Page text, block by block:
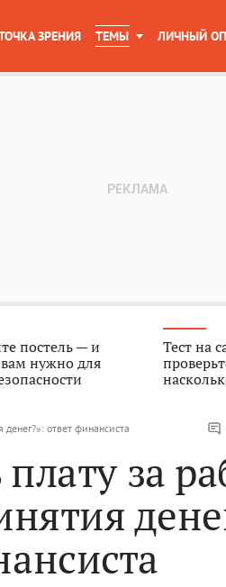
ЗРЕНИЯ ТЕМЫ ЛИЧНЫЙ
постель — и
нужно для
Тест на
ответ финансиста
за